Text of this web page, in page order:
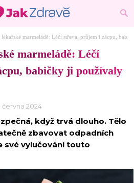
lékařské marmeládě: Léčí střeva, průjem i zácpu,
marmeládě: Léčí
babičky ji používaly
června 2024
když trvá dlouho. Tělo
zbavovat odpadních
své vylučování touto